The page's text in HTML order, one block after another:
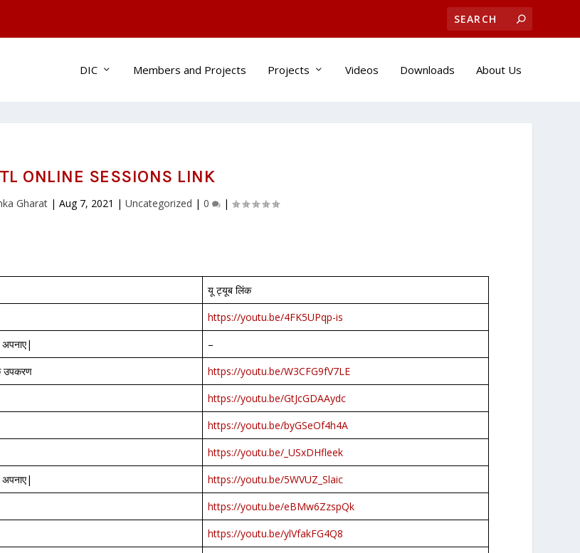
DIC Members and Projects Projects Videos Downloads About Us
ONLINE SESSIONS LINK
Gharat| Aug 7, 2021 | Uncategorized | 0 |
यू ट्यूब लिंक
https://youtu.be/4FK5UPqp-is
अपनाए|
–
उपकरण
https://youtu.be/W3CFG9fV7LE
https://youtu.be/GtJcGDAAydc
https://youtu.be/byGSeOf4h4A
https://youtu.be/_USxDHfleek
अपनाए|
https://youtu.be/5WVUZ_Slaic
https://youtu.be/eBMw6ZzspQk
https://youtu.be/ylVfakFG4Q8